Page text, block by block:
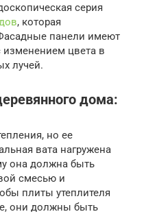
серия
, которая
панели имеют
изменением цвета в
лучей.
дома:
но ее
вата нагружена
она должна быть
смесью и
плиты утеплителя
они должны быть